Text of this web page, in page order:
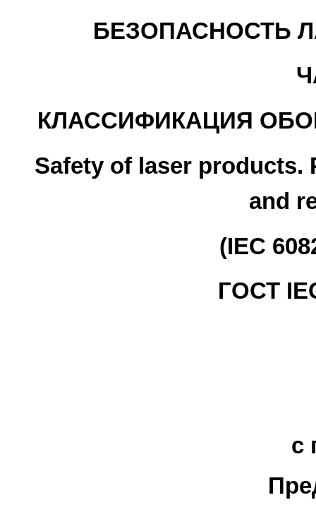
БЕЗОПАСНОСТЬ
КЛАССИФИКАЦИЯ
Safety of laser products.
and
(IEC
ГОСТ
с